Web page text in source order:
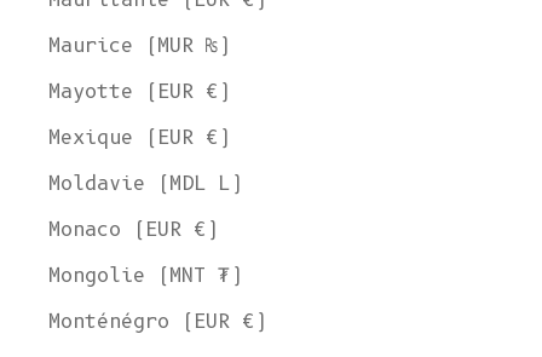
Maurice (MUR ₨)
Mayotte (EUR €)
Mexique (EUR €)
Moldavie (MDL L)
Monaco (EUR €)
Mongolie (MNT ₮)
Monténégro (EUR €)